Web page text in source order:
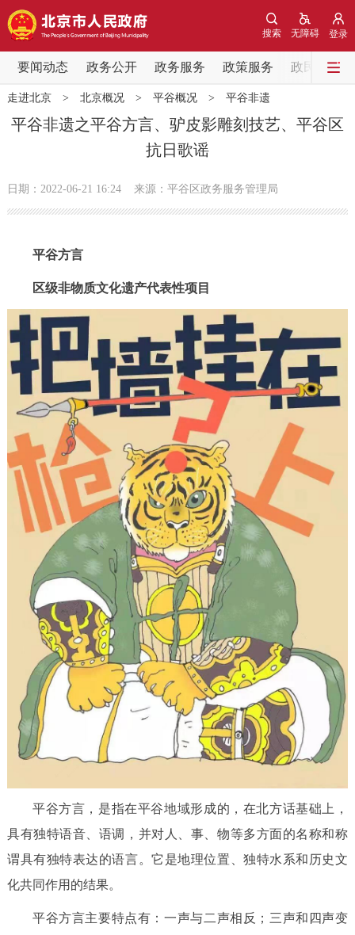
登录
无障碍
搜索
要闻动态 政务公开 政务服务 政策服务 政民互动
要闻动态
党中央精神 国务院信息 中央部委动态
会议信息
市领导 机构职能
政策兑现 政策解读 回应关切
专题公开
政务服务
个人服务 法人服务 部门服务
便民服务 利企服务 投资项目
中介服务 阳光政务
政民互动
12345网上接诉即办 我要咨询 我要建议
参与调查 在线访谈 图说互动
走进北京
北京概况 十六区概览 人文北京
绿色北京 图说北京 视频北京
多语种
ENGLISH
走进北京> 北京概况> 平谷概况> 平谷非遗
平谷非遗之平谷方言、驴皮影雕刻技艺、平谷区
抗日歌谣
日期：2022-06-21 16:24 来源：平谷区政务服务管理局
平谷方言
区级非物质文化遗产代表性项目
平谷方言，是指在平谷地域形成的，在北方话基础上，
具有独特语音、语调，并对人、事、物等多方面的名称和称
谓具有独特表达的语言。它是地理位置、独特水系和历史文
化共同作用的结果。
平谷方言主要特点有：一声与二声相反；三声和四声变